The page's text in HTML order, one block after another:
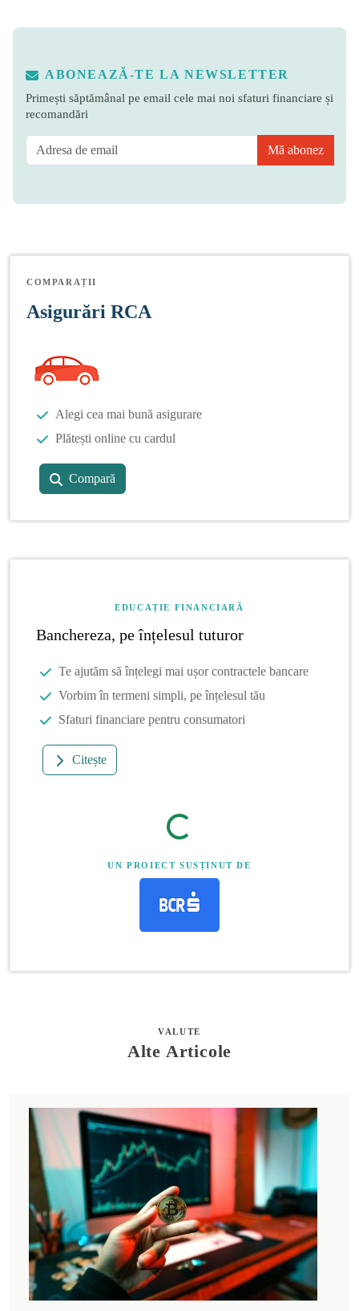
ABONEAZĂ-TE LA NEWSLETTER
Primești săptămânal pe email cele mai noi sfaturi financiare și
recomandări
Mă abonez
COMPARAȚII
Asigurări RCA
Alegi cea mai bună asigurare
Plătești online cu cardul
Compară
EDUCAȚIE FINANCIARĂ
Banchereza, pe înțelesul tuturor
Te ajutăm să înțelegi mai ușor contractele bancare
Vorbim în termeni simpli, pe înțelesul tău
Sfaturi financiare pentru consumatori
Citește
UN PROIECT SUSȚINUT DE
VALUTE
Alte Articole